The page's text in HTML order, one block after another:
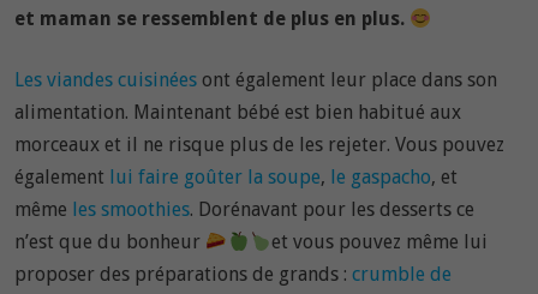
et maman se ressemblent de plus en plus.
Les viandes cuisinées ont également leur place dans son
alimentation. Maintenant bébé est bien habitué aux
morceaux et il ne risque plus de les rejeter. Vous pouvez
également lui faire goûter la soupe, le gaspacho, et
même les smoothies. Dorénavant pour les desserts ce
n’est que du bonheur
et vous pouvez même lui
proposer des préparations de grands :crumble de